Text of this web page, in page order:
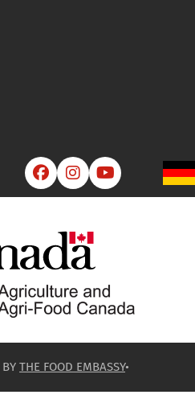
  
THE FOOD EMBASSY•